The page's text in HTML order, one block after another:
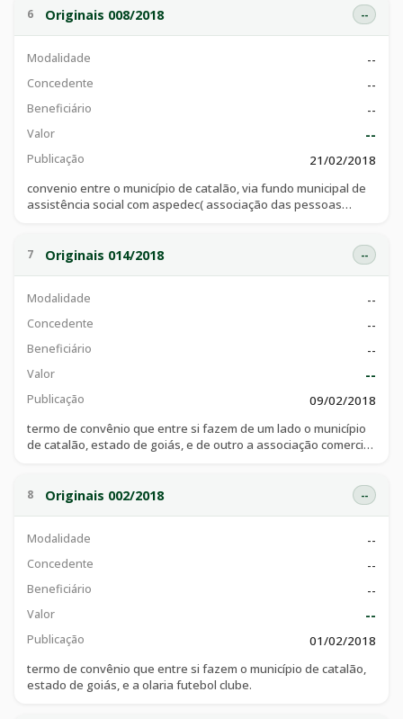
6 Originais 008/2018 --
Modalidade --
Concedente --
Beneficiário --
Valor --
Publicação
21/02/2018
convenio entre o município de catalão, via fundo municipal de
assistência social com aspedec( associação das pessoas
7 Originais 014/2018 --
Modalidade --
Concedente --
Beneficiário --
Valor --
Publicação
09/02/2018
termo de convênio que entre si fazem de um lado o município
de catalão, estado de goiás, e de outro a associação comercial
8 Originais 002/2018 --
Modalidade --
Concedente --
Beneficiário --
Valor --
Publicação
01/02/2018
termo de convênio que entre si fazem o município de catalão,
estado de goiás, e a olaria futebol clube.